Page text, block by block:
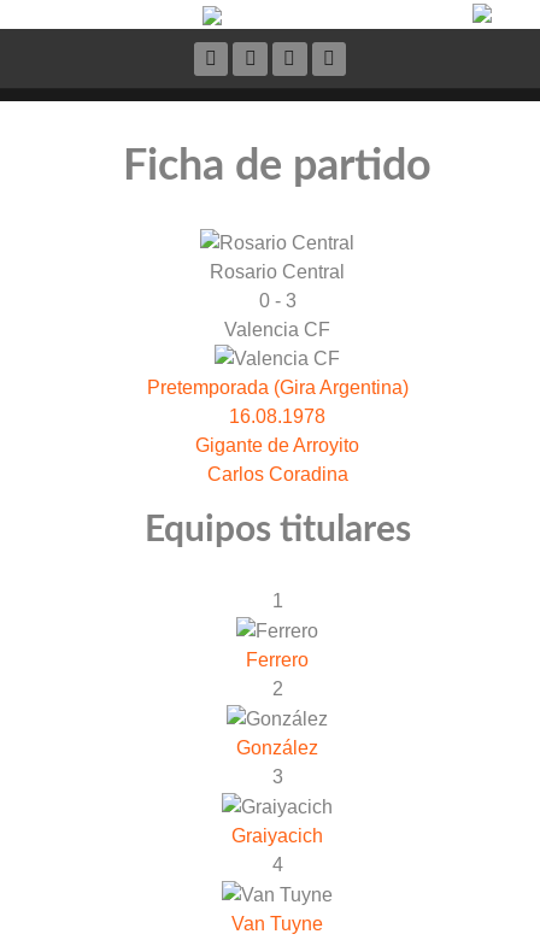
Ficha de partido
Rosario Central
0 - 3
Valencia CF
Pretemporada (Gira Argentina)
16.08.1978
Gigante de Arroyito
Carlos Coradina
Equipos titulares
1
Ferrero
2
González
3
Graiyacich
4
Van Tuyne